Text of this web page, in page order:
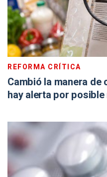
REFORMA CRÍTICA
Cambió la manera
hay alerta por